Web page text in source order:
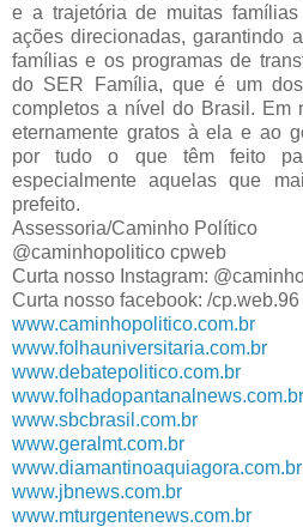
e a trajetória de muitas
ações direcionadas, garantindo
famílias e os programas de
do SER Família, que é um
completos a nível do Brasil. Em
eternamente gratos à ela e ao
por tudo o que têm feito
especialmente aquelas que
prefeito.
Assessoria/Caminho Político
@caminhopolitico cpweb
Curta nosso Instagram:
Curta nosso facebook: /cp.web.96
www.caminhopolitico.com.br
www.folhauniversitaria.com.br
www.debatepolitico.com.br
www.folhadopantanalnews.com.br
www.sbcbrasil.com.br
www.geralmt.com.br
www.diamantinoaquiagora.com.br
www.jbnews.com.br
www.mturgentenews.com.br